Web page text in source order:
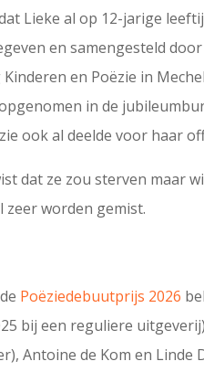
Lieke al op 12-jarige
en samengesteld
en Poëzie in
in de
ook al deelde voor haar
dat ze zou sterven maar
zeer worden gemist.
Poëziedebuutprijs 2026
bij een reguliere
Antoine de Kom en Linde